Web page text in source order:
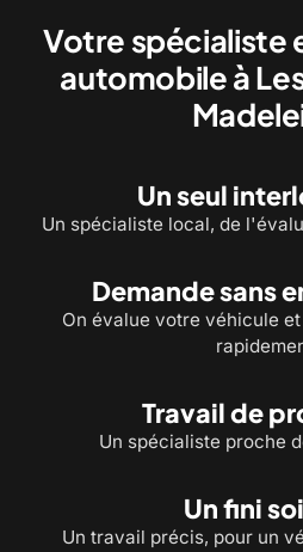
Votre spécialiste
automobile à
Un seul
Un spécialiste local, de
Demande sans
On évalue votre véhicule
Travail de
Un spécialiste proche
Un fini
Un travail précis, pour un